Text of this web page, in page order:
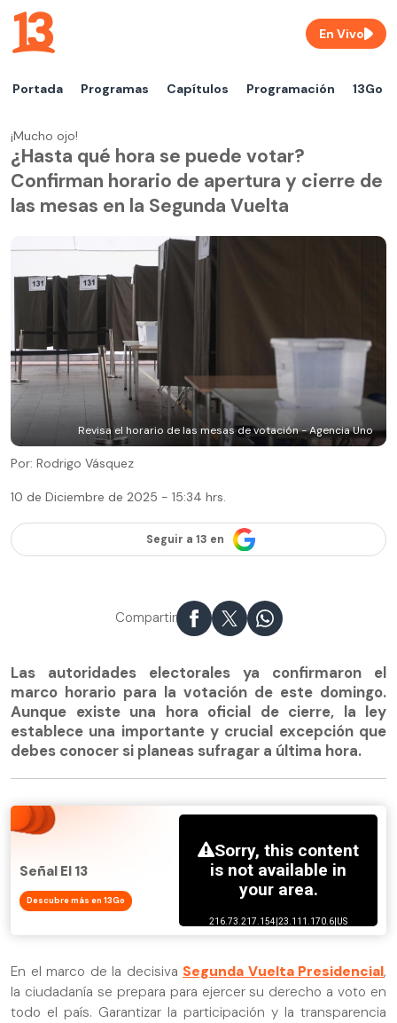
Portada Programas Capítulos Programación 13Go
En Vivo
¡Mucho ojo!
¿Hasta qué hora se puede votar?
Confirman horario de apertura y cierre de
las mesas en la Segunda Vuelta
Revisa el horario de las mesas de votación - Agencia Uno
Por: Rodrigo Vásquez
10 de Diciembre de 2025 - 15:34 hrs.
Seguir a 13 en
Compartir
Las autoridades electorales ya confirmaron el
marco horario para la votación de este domingo.
Aunque existe una hora oficial de cierre, la ley
establece una importante y crucial excepción que
debes conocer si planeas sufragar a última hora.
Señal El 13
Descubre más en 13Go
En el marco de la decisiva Segunda Vuelta Presidencial,
la ciudadanía se prepara para ejercer su derecho a voto en
todo el país. Garantizar la participación y la transparencia